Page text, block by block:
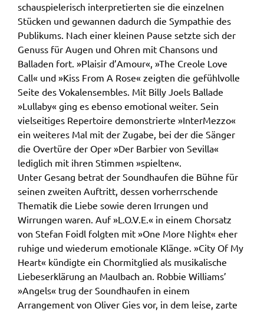
schauspielerisch interpretierten sie die einzelnen
Stücken und gewannen dadurch die Sympathie des
Publikums. Nach einer kleinen Pause setzte sich der
Genuss für Augen und Ohren mit Chansons und
Balladen fort. »Plaisir d’Amour«, »The Creole Love
Call« und »Kiss From A Rose« zeigten die gefühlvolle
Seite des Vokalensembles. Mit Billy Joels Ballade
»Lullaby« ging es ebenso emotional weiter. Sein
vielseitiges Repertoire demonstrierte »InterMezzo«
ein weiteres Mal mit der Zugabe, bei der die Sänger
die Overtüre der Oper »Der Barbier von Sevilla«
lediglich mit ihren Stimmen »spielten«.
Unter Gesang betrat der Soundhaufen die Bühne für
seinen zweiten Auftritt, dessen vorherrschende
Thematik die Liebe sowie deren Irrungen und
Wirrungen waren. Auf »L.O.V.E.« in einem Chorsatz
von Stefan Foidl folgten mit »One More Night« eher
ruhige und wiederum emotionale Klänge. »City Of My
Heart« kündigte ein Chormitglied als musikalische
Liebeserklärung an Maulbach an. Robbie Williams’
»Angels« trug der Soundhaufen in einem
Arrangement von Oliver Gies vor, in dem leise, zarte